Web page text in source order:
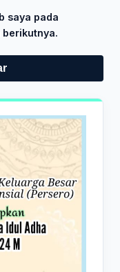
saya pada